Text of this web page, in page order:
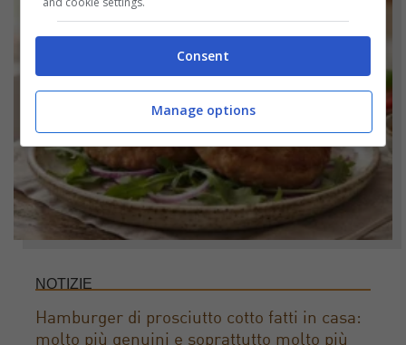
NOTIZIE
Hamburger di prosciutto cotto fatti in casa:
molto più genuini e soprattutto molto più
Consent
Manage options